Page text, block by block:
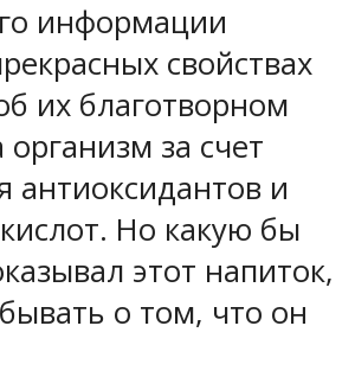
информации
свойствах
их благотворном
за счет
антиоксидантов и
Но какую бы
этот напиток,
о том, что он